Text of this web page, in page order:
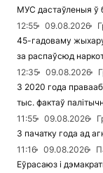
МУС дастаўленыя ў
12:55
09.08.2026
45-гадоваму
за распаўсюд
12:35
09.08.2026
З 2020 года
тыс. фактаў
11:55
09.08.2026
З пачатку года ад
11:16
09.08.2026
Еўрасаюз і